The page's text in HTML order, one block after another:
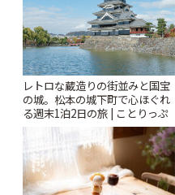
レトロな蔵造りの街並みと国宝
の城。松本の城下町で心ほぐれ
る週末1泊2日の旅 | ことりっぷ